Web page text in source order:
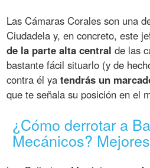
Las Cámaras Corales son una
Ciudadela y, en concreto, este
de la parte alta central de las
bastante fácil situarlo (y de
contra él yatendrás un
que te señala su posición en el
¿Cómo derrotar a
Mecánicos?